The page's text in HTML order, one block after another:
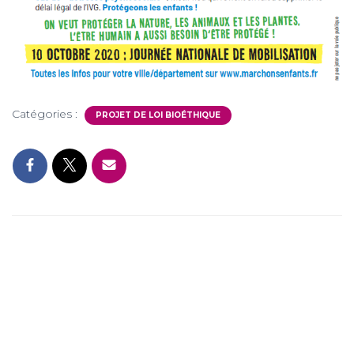
Catégories : PROJET DE LOI BIOÉTHIQUE